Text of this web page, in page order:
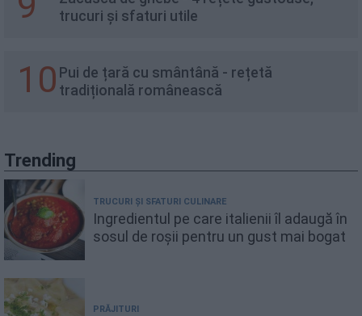
trucuri și sfaturi utile
10 Pui de țară cu smântână - rețetă
tradițională românească
Trending
TRUCURI ȘI SFATURI CULINARE
Ingredientul pe care italienii îl adaugă în
sosul de roșii pentru un gust mai bogat
PRĂJITURI